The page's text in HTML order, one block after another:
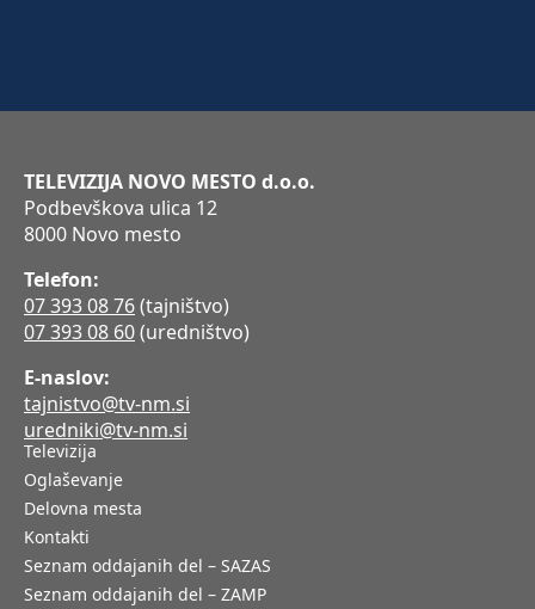
TELEVIZIJA NOVO MESTO d.o.o.
Podbevškova ulica 12
8000 Novo mesto
Telefon:
07 393 08 76(tajništvo)
07 393 08 60(uredništvo)
E-naslov:
tajnistvo@tv-nm.si
uredniki@tv-nm.si
Televizija
Oglaševanje
Delovna mesta
Kontakti
Seznam oddajanih del – SAZAS
Seznam oddajanih del – ZAMP